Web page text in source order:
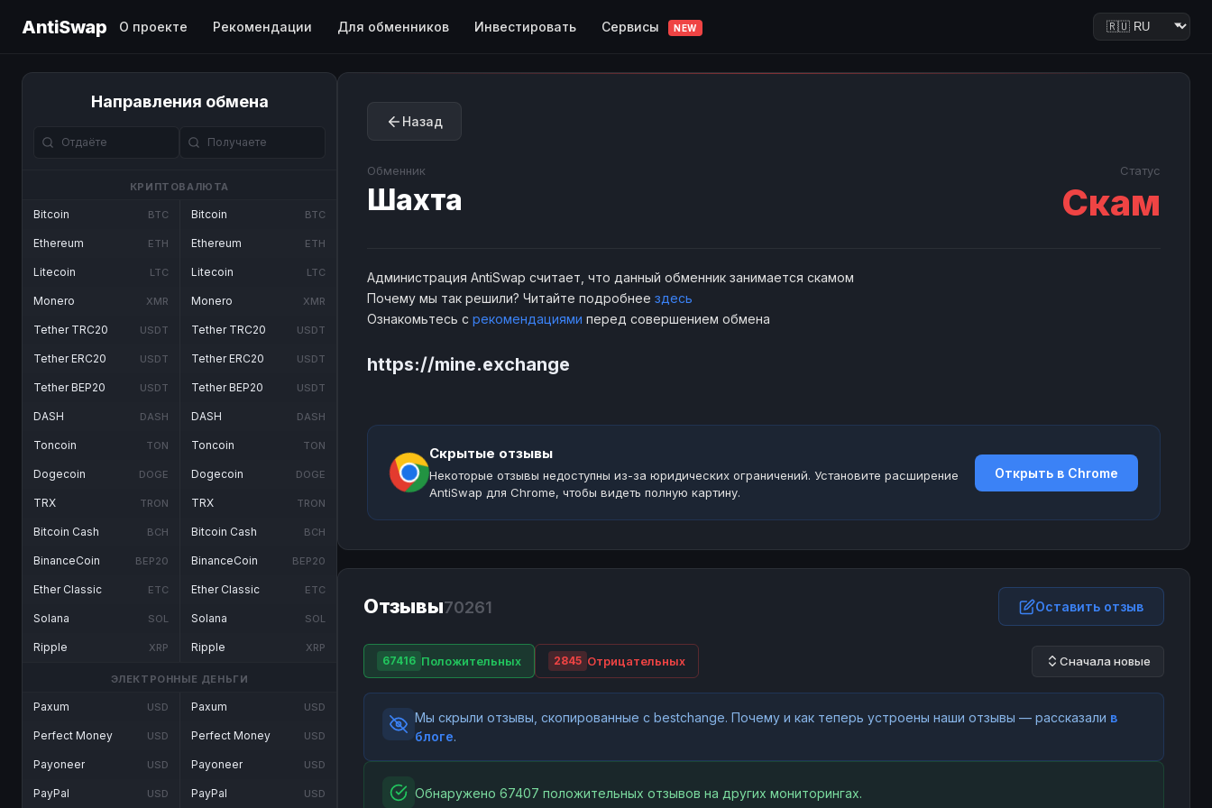
AntiSwap О проекте Рекомендации Для обменников Инвестировать Сервисы NEW
Направления обмена
КРИПТОВАЛЮТА
Bitcoin BTC
Ethereum ETH
Litecoin LTC
Monero XMR
Tether TRC20 USDT
Tether ERC20 USDT
Tether BEP20 USDT
DASH DASH
Toncoin TON
Dogecoin DOGE
TRX TRON
Bitcoin Cash BCH
BinanceCoin BEP20
Ether Classic ETC
Solana SOL
Ripple XRP
Bitcoin BTC
Ethereum ETH
Litecoin LTC
Monero XMR
Tether TRC20 USDT
Tether ERC20 USDT
Tether BEP20 USDT
DASH DASH
Toncoin TON
Dogecoin DOGE
TRX TRON
Bitcoin Cash BCH
BinanceCoin BEP20
Ether Classic ETC
Solana SOL
Ripple XRP
ЭЛЕКТРОННЫЕ ДЕНЬГИ
Paxum USD
Perfect Money USD
Payoneer USD
PayPal USD
Paxum USD
Perfect Money USD
Payoneer USD
PayPal USD
Назад
Обменник
Шахта
Статус
Скам
Администрация AntiSwap считает, что данный обменник занимается скамом
Почему мы так решили? Читайте подробнее здесь
Ознакомьтесь с рекомендациями перед совершением обмена
https://mine.exchange
Скрытые отзывы
Некоторые отзывы недоступны из-за юридических ограничений. Установите расширение
AntiSwap для Chrome, чтобы видеть полную картину.
Открыть в Chrome
Отзывы70261 Оставить отзыв
67416 Положительных 2845 Отрицательных Сначала новые
Мы скрыли отзывы, скопированные с bestchange. Почему и как теперь устроены наши отзывы — рассказали в
блоге.
Обнаружено 67407 положительных отзывов на других мониторингах.